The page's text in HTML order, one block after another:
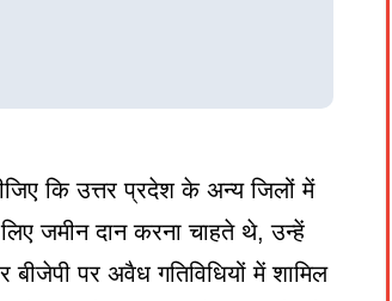
कि उत्तर प्रदेश के अन्य जिलों में
जमीन दान करना चाहते थे, उन्हें
पर अवैध गतिविधियों में शामिल